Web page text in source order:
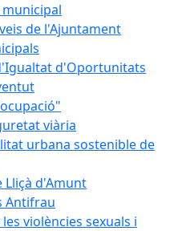
de l'Ajuntament
d'Oportunitats
viària
urbana sostenible de
Lliçà d'Amunt
Antifrau
violències sexuals i